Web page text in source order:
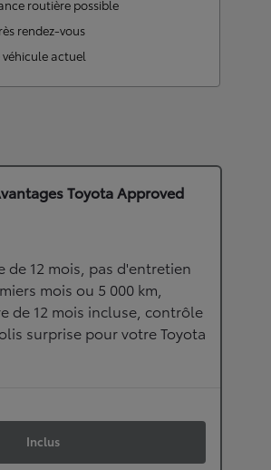
routière possible
rendez-vous
véhicule actuel
Toyota Approved
de 12 mois, pas d'entretien
mois ou 5 000 km,
de 12 mois incluse, contrôle
surprise pour votre Toyota
Inclus